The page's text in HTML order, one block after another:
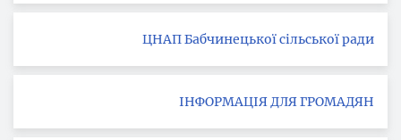
ЦНАП Бабчинецької сільської ради
ІНФОРМАЦІЯ ДЛЯ ГРОМАДЯН